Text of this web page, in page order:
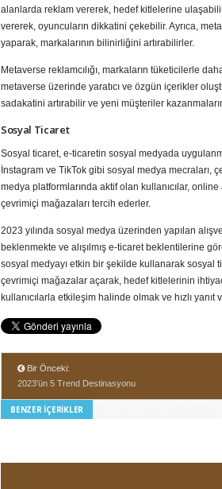
alanlarda reklam vererek, hedef kitlelerine
vererek, oyuncuların dikkatini çekebilir. Ayrıca,
yaparak, markalarının bilinirliğini artırabilirler.
Metaverse reklamcılığı, markaların tüketicilerle
metaverse üzerinde yaratıcı ve özgün içerikler
sadakatini artırabilir ve yeni müşteriler
Sosyal Ticaret
Sosyal ticaret, e-ticaretin sosyal medyada
İnstagram ve TikTok gibi sosyal medya mecraları,
medya platformlarında aktif olan kullanıcılar,
çevrimiçi mağazaları tercih ederler.
2023 yılında sosyal medya üzerinden yapılan
beklenmekte ve alışılmış e-ticaret beklentilerine
sosyal medyayı etkin bir şekilde kullanarak sosyal
çevrimiçi mağazalar açarak, hedef kitlelerinin
kullanıcılarla etkileşim halinde olmak ve hızlı
Bir Önceki:
2023’ün 5 Trend Destinasyonu
BENZER İÇERIKLER